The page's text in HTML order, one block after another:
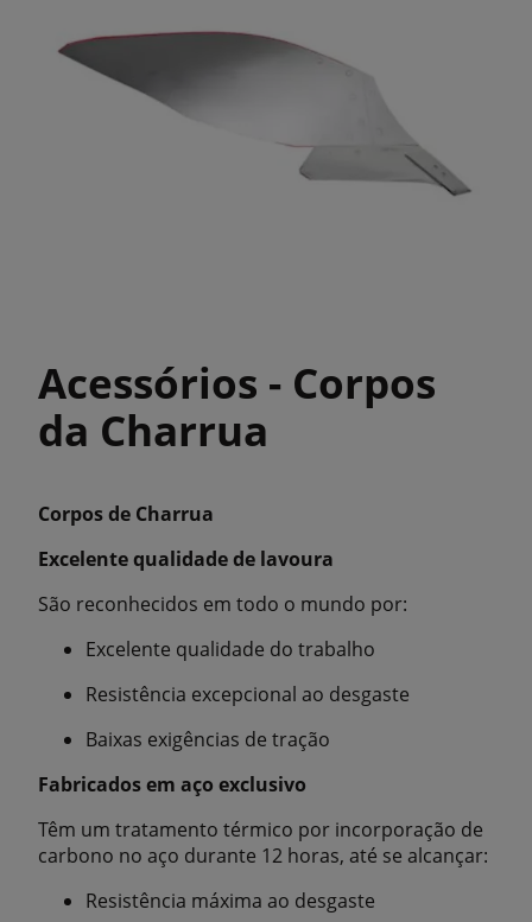
Acessórios - Corpos
da Charrua
Corpos de Charrua
Excelente qualidade de lavoura
São reconhecidos em todo o mundo por:
Excelente qualidade do trabalho
Resistência excepcional ao desgaste
Baixas exigências de tração
Fabricados em aço exclusivo
Têm um tratamento térmico por incorporação de
carbono no aço durante 12 horas, até se alcançar:
Resistência máxima ao desgaste